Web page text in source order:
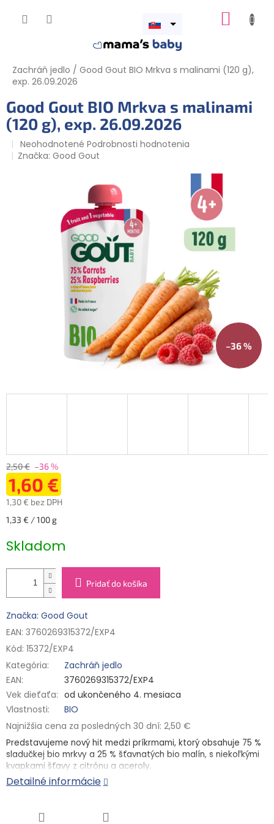
Otvoriť
Zachráň jedlo / Good Gout BIO Mrkva s malinami (120 g),
exp. 26.09.2026
Good Gout BIO Mrkva s malinami
(120 g), exp. 26.09.2026
Priemerné
hodnotenie
hviezdičiek.
Neohodnotené Podrobnosti hodnotenia
Značka:Good Gout
–36 %
2,50 € –36 %
1,60 €
1,30 € bez DPH
Jednotková
1,33 € / 100 g
Skladom
Pridať do košíka
Značka: Good Gout
EAN: 3760269315372/EXP4
Kód: 15372/EXP4
Kategória:
Zachráň jedlo
EAN:
3760269315372/EXP4
Vek dieťaťa: od ukončeného 4. mesiaca
Vlastnosti:
BIO
Najnižšia cena za posledných 30 dní: 2,50 €
Predstavujeme nový hit medzi príkrmami, ktorý obsahuje 75 %
sladučkej bio mrkvy a 25 % šťavnatých bio malín, s niekoľkými
kvapkami šťavy z citrónu a aceroly.
Mrkva prináša jemnú, prirodzenú sladkosť, ktorá je dokonale
harmonickú rovnováhu medzi sladkým a kyslým. Vaše deti sa
Detailné informácie